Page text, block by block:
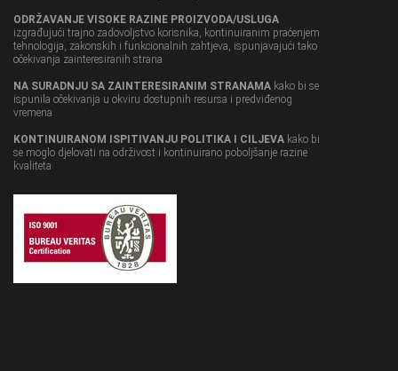
ODRŽAVANJE VISOKE RAZINE PROIZVODA/USLUGA
izgrađujući trajno zadovoljstvo korisnika, kontinuiranim praćenjem
tehnologija, zakonskih i funkcionalnih zahtjeva, ispunjavajući tako
očekivanja zainteresiranih strana
NA SURADNJU SA ZAINTERESIRANIM STRANAMA kako bi se
ispunila očekivanja u okviru dostupnih resursa i predviđenog
vremena
KONTINUIRANOM ISPITIVANJU POLITIKA I CILJEVA kako bi
se moglo djelovati na održivost i kontinuirano poboljšanje razine
kvaliteta